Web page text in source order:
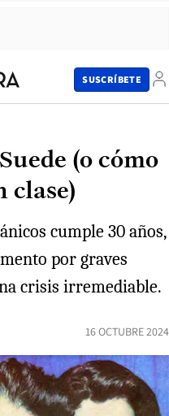
SUSCRÍBETE
(o cómo
clase)
cumple 30 años,
por graves
crisis irremediable.
16 OCTUBRE 2024